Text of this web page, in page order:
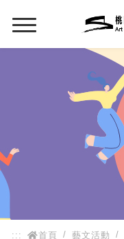
::: 首頁 藝文活動